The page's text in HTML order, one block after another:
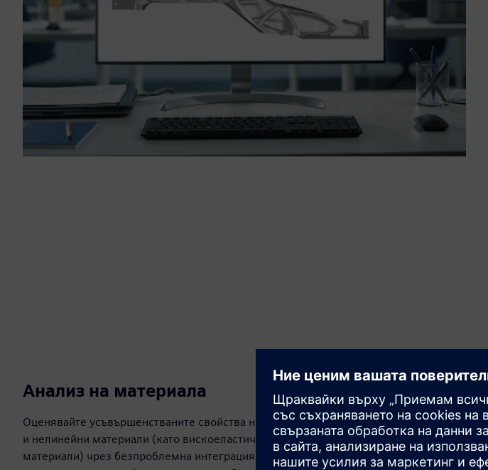
Анализ на материала
Оценявайте усъвършенстваните свойства на материалите за композити, решетки
и нелинейни материали (като вискоеластични, еластопластични и хипереластични
материали) чрез безпроблемна интеграция със Simcenter® Material Data Center™